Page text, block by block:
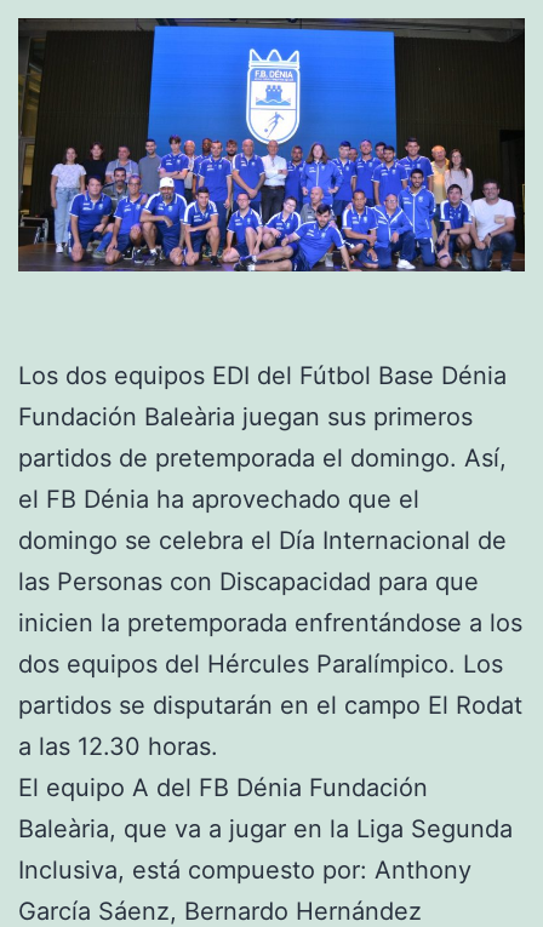
Los dos equipos EDI del Fútbol Base Dénia
Fundación Baleària juegan sus primeros
partidos de pretemporada el domingo. Así,
el FB Dénia ha aprovechado que el
domingo se celebra el Día Internacional de
las Personas con Discapacidad para que
inicien la pretemporada enfrentándose a los
dos equipos del Hércules Paralímpico. Los
partidos se disputarán en el campo El Rodat
a las 12.30 horas.
El equipo A del FB Dénia Fundación
Baleària, que va a jugar en la Liga Segunda
Inclusiva, está compuesto por: Anthony
García Sáenz, Bernardo Hernández